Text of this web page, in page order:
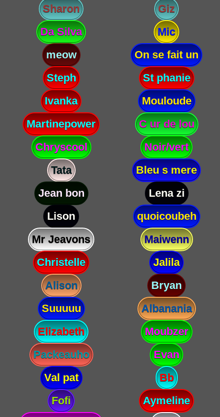
Sharon
Giz
Da Silva
Mic
meow
On se fait un
Steph
St phanie
Ivanka
Mouloude
Martinepower
C ur de lou
Chryscool
Noir/vert
Tata
Bleu s mere
Jean bon
Lena zi
Lison
quoicoubeh
Mr Jeavons
Maiwenn
Christelle
Jalila
Alison
Bryan
Suuuuu
Albanania
Elizabeth
Moubzer
Packeauho
Evan
Val pat
Bb
Fofi
Aymeline